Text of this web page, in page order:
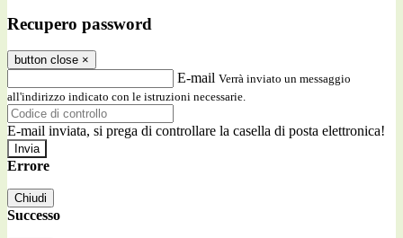
Recupero password
button close ×
E-mail Verrà inviato un messaggio
all'indirizzo indicato con le istruzioni necessarie.
E-mail inviata, si prega di controllare la casella di posta elettronica!
Errore
Chiudi
Successo